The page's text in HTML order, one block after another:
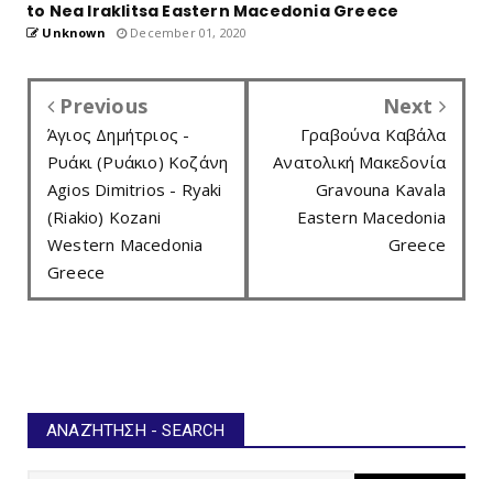
to Nea Iraklitsa Eastern Macedonia Greece
Unknown December 01, 2020
Previous
Άγιος Δημήτριος -
Ρυάκι (Ρυάκιο) Κοζάνη
Agios Dimitrios - Ryaki
(Riakio) Kozani
Western Macedonia
Greece
Next
Γραβούνα Καβάλα
Ανατολική Μακεδονία
Gravouna Kavala
Eastern Macedonia
Greece
ΑΝΑΖΉΤΗΣΗ - SEARCH